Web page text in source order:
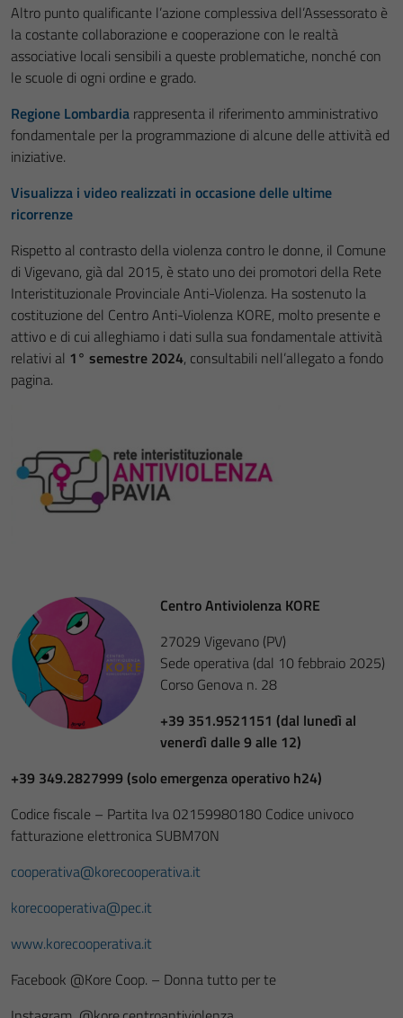
Altro punto qualificante l’azione complessiva dell’Assessorato è
la costante collaborazione e cooperazione con le realtà
associative locali sensibili a queste problematiche, nonché con
le scuole di ogni ordine e grado.
Regione Lombardia rappresenta il riferimento amministrativo
fondamentale per la programmazione di alcune delle attività ed
iniziative.
Visualizza i video realizzati in occasione delle ultime
ricorrenze
Rispetto al contrasto della violenza contro le donne, il Comune
di Vigevano, già dal 2015, è stato uno dei promotori della Rete
Interistituzionale Provinciale Anti-Violenza. Ha sostenuto la
costituzione del Centro Anti-Violenza KORE, molto presente e
attivo e di cui alleghiamo i dati sulla sua fondamentale attività
relativi al 1° semestre 2024, consultabili nell’allegato a fondo
pagina.
Centro Antiviolenza KORE
27029 Vigevano (PV)
Sede operativa (dal 10 febbraio 2025)
Corso Genova n. 28
+39 351.9521151 (dal lunedì al
venerdì dalle 9 alle 12)
+39 349.2827999 (solo emergenza operativo h24)
Codice fiscale – Partita Iva 02159980180 Codice univoco
fatturazione elettronica SUBM70N
cooperativa@korecooperativa.it
korecooperativa@pec.it
www.korecooperativa.it
Facebook @Kore Coop. – Donna tutto per te